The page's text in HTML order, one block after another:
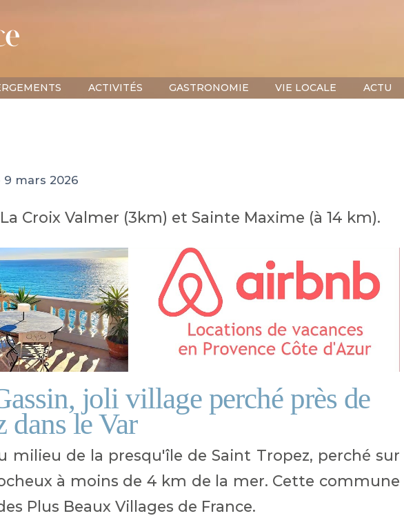
ACTIVITÉS GASTRONOMIE VIE LOCALE ACTU
mars 2026
Croix Valmer (3km) et Sainte Maxime (à 14 km).
joli village perché près de
dans le Var
milieu de la presqu'île de Saint Tropez, perché sur
à moins de 4 km de la mer. Cette commune
Plus Beaux Villages de France.